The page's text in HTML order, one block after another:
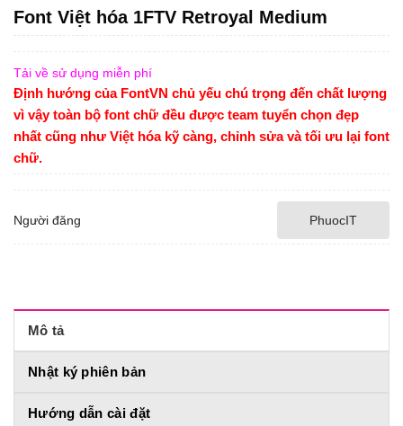
Font Việt hóa 1FTV Retroyal Medium
Tải về sử dụng miễn phí
Định hướng của FontVN chủ yếu chú trọng đến chất lượng
vì vậy toàn bộ font chữ đều được team tuyển chọn đẹp
nhất cũng như Việt hóa kỹ càng, chỉnh sửa và tối ưu lại font
chữ.
Người đăng PhuocIT
Mô tả
Nhật ký phiên bản
Hướng dẫn cài đặt